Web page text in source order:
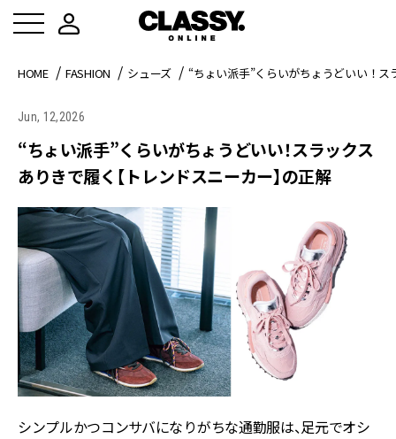
HOME FASHION シューズ “ちょい派手”くらいがちょうどいい！
Jun, 12,2026
“ちょい派手”くらいがちょうどいい！スラックス
ありきで履く【トレンドスニーカー】の正解
シンプルかつコンサバになりがちな通勤服は、足元でオシ